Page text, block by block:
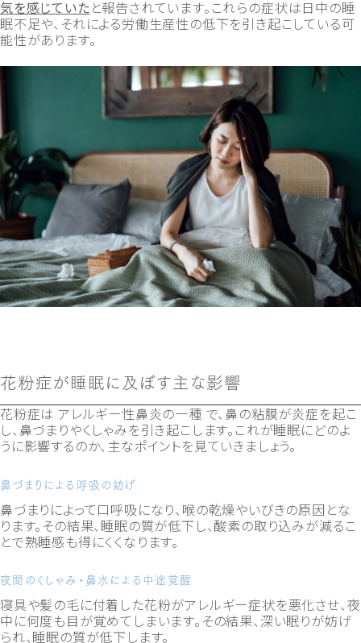
気を感じていたと報告されています。これらの症状は日中の睡
眠不足や、それによる労働生産性の低下を引き起こしている可
能性があります。
花粉症が睡眠に及ぼす主な影響
花粉症は アレルギー性鼻炎の一種 で、鼻の粘膜が炎症を起こ
し、鼻づまりやくしゃみを引き起こします。これが睡眠にどのよ
うに影響するのか、主なポイントを見ていきましょう。
鼻づまりによる呼吸の妨げ
鼻づまりによって口呼吸になり、喉の乾燥やいびきの原因とな
ります。その結果、睡眠の質が低下し、酸素の取り込みが減るこ
とで熟睡感も得にくくなります。
夜間のくしゃみ・鼻水による中途覚醒
寝具や髪の毛に付着した花粉がアレルギー症状を悪化させ、夜
中に何度も目が覚めてしまいます。その結果、深い眠りが妨げ
られ、睡眠の質が低下します。